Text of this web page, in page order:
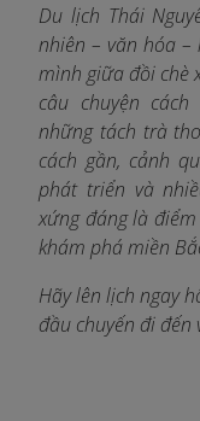
Du lịch Thái
nhiên – văn hóa
mình giữa đồi chè
câu chuyện
những tách trà
cách gần, cảnh
phát triển và
xứng đáng là
khám phá miền
Hãy lên lịch ngay
đầu chuyến đi đến